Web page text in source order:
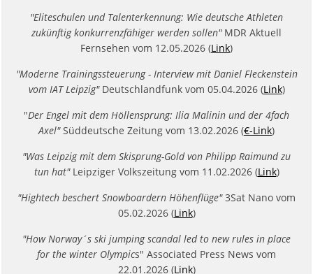
"Eliteschulen und Talenterkennung: Wie deutsche Athleten
zukünftig konkurrenzfähiger werden sollen" MDR Aktuell
Fernsehen vom 12.05.2026 (Link)
"Moderne Trainingssteuerung - Interview mit Daniel Fleckenstein
vom IAT Leipzig"Deutschlandfunk vom 05.04.2026 (Link)
"Der Engel mit dem Höllensprung: Ilia Malinin und der 4fach
Axel"Süddeutsche Zeitung vom 13.02.2026 (€-Link)
"Was Leipzig mit dem Skisprung-Gold von Philipp Raimund zu
tun hat"Leipziger Volkszeitung vom 11.02.2026 (Link)
"Hightech beschert Snowboardern Höhenflüge"3Sat Nano vom
05.02.2026 (Link)
"How Norway´s ski jumping scandal led to new rules in place
for the winter Olympics" Associated Press News vom
22.01.2026 (Link)